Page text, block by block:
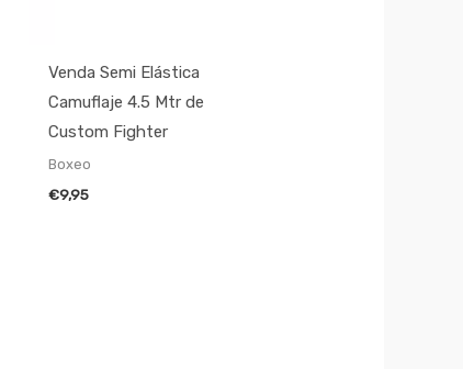
Venda Semi Elástica
Camuflaje 4.5 Mtr de
Custom Fighter
Boxeo
€9,95